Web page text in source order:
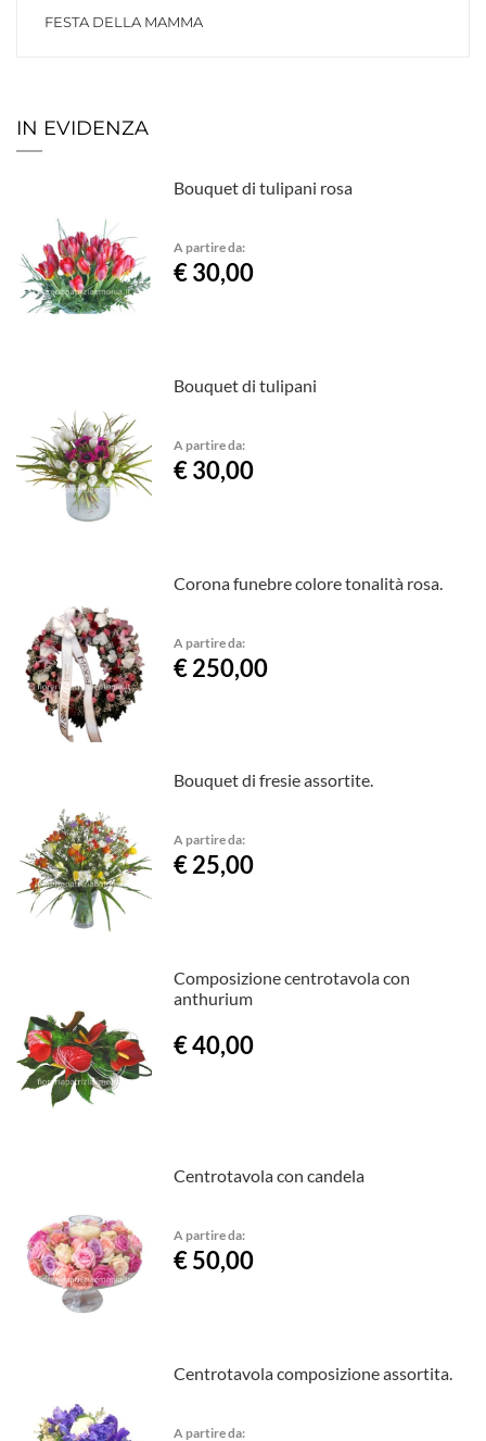
FESTA DELLA MAMMA
IN EVIDENZA
Bouquet di tulipani rosa
A partire da:
€ 30,00
Bouquet di tulipani
A partire da:
€ 30,00
Corona funebre colore tonalità rosa.
A partire da:
€ 250,00
Bouquet di fresie assortite.
A partire da:
€ 25,00
Composizione centrotavola con
anthurium
€ 40,00
Centrotavola con candela
A partire da:
€ 50,00
Centrotavola composizione assortita.
A partire da: